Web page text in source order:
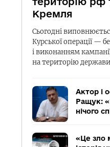
Кремля
Сьогодні
Курської операції —
і виконанням
на територію
Актор і
Ращук:
нічого
«Це зло